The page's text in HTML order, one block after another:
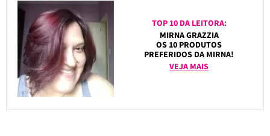
TOP 10 DA LEITORA:
MIRNA GRAZZIA
OS 10 PRODUTOS
PREFERIDOS DA MIRNA!
VEJA MAIS